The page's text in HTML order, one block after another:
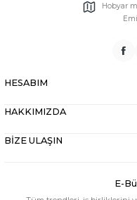
Hobyar
HESABIM
HAKKIMIZDA
BİZE ULAŞIN
E-